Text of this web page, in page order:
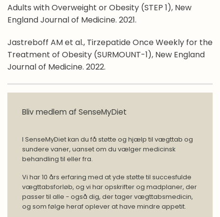
Adults with Overweight or Obesity (STEP 1), New
England Journal of Medicine. 2021.
Jastreboff AM et al., Tirzepatide Once Weekly for the
Treatment of Obesity (SURMOUNT-1), New England
Journal of Medicine. 2022.
Bliv medlem af SenseMyDiet
I SenseMyDiet kan du få støtte og hjælp til vægttab og
sundere vaner, uanset om du vælger medicinsk
behandling til eller fra.
Vi har 10 års erfaring med at yde støtte til succesfulde
vægttabsforløb, og vi har opskrifter og madplaner, der
passer til alle - også dig, der tager vægttabsmedicin,
og som følge heraf oplever at have mindre appetit.